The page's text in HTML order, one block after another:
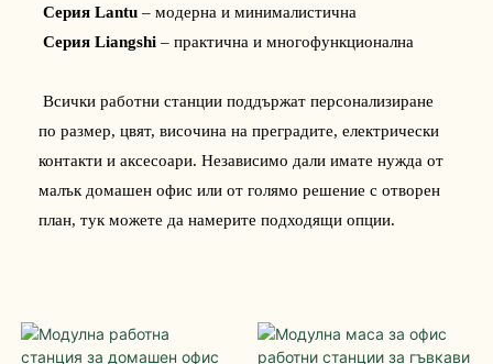
Серия Lantu – модерна и минималистична
Серия Liangshi – практична и многофункционална
по размер, цвят, височина на преградите, електрически
контакти и аксесоари. Независимо дали имате нужда от
малък домашен офис или от голямо решение с отворен
план, тук можете да намерите подходящи опции.